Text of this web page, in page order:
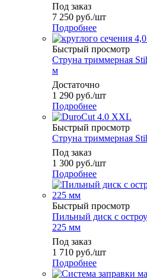
Под заказ
7 250 руб./шт
Подробнее
Быстрый просмотр
Струна триммерная
м
Достаточно
1 290 руб./шт
Подробнее
Быстрый просмотр
Струна триммерная
Под заказ
1 300 руб./шт
Подробнее
Быстрый просмотр
Пильный диск с
225 мм
Под заказ
1 710 руб./шт
Подробнее